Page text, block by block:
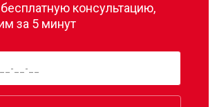
консультацию,
за 5 минут